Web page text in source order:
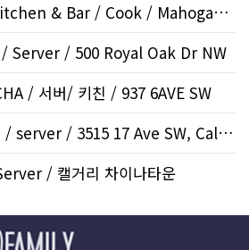
청담 CheongDam Kitchen & Bar / Cook / Mahogany SE
Server / 500 Royal Oak Dr NW
/ 서버/ 키친 / 937 6AVE SW
Bow bulgogi house / server / 3515 17 Ave SW, Calgar..
/ 캘거리 차이나타운